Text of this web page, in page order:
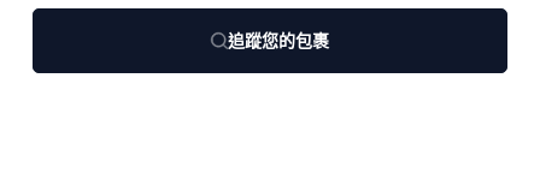
追蹤您的包裹